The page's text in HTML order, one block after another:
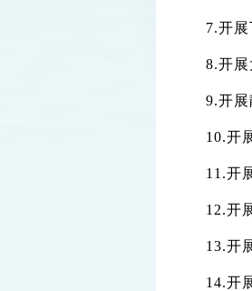
7.开
8.开展
9.开展
10.开
11.开
12.开
13.开
14.开